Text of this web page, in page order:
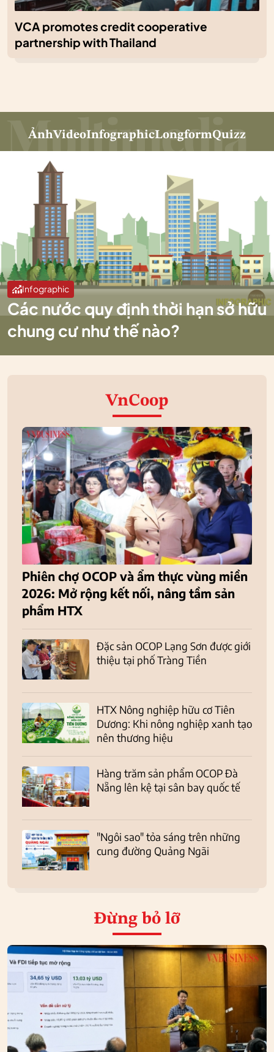
VCA promotes credit cooperative
partnership with Thailand
ẢnhVideoInfographicLongformQuizz
Infographic
Các nước quy định thời hạn sở hữu
chung cư như thế nào?
VnCoop
Phiên chợ OCOP và ẩm thực vùng miền
2026: Mở rộng kết nối, nâng tầm sản
phẩm HTX
Đặc sản OCOP Lạng Sơn được giới
thiệu tại phố Tràng Tiền
HTX Nông nghiệp hữu cơ Tiên
Dương: Khi nông nghiệp xanh tạo
nên thương hiệu
Hàng trăm sản phẩm OCOP Đà
Nẵng lên kệ tại sân bay quốc tế
"Ngôi sao" tỏa sáng trên những
cung đường Quảng Ngãi
Đừng bỏ lỡ